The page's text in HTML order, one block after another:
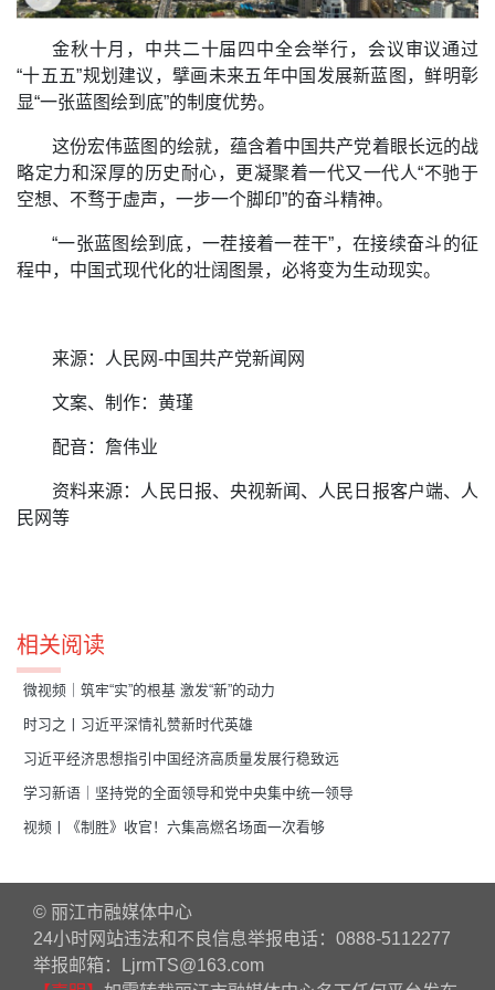
金秋十月，中共二十届四中全会举行，会议审议通过
“十五五”规划建议，擘画未来五年中国发展新蓝图，鲜明彰
显“一张蓝图绘到底”的制度优势。
这份宏伟蓝图的绘就，蕴含着中国共产党着眼长远的战
略定力和深厚的历史耐心，更凝聚着一代又一代人“不驰于
空想、不骛于虚声，一步一个脚印”的奋斗精神。
“一张蓝图绘到底，一茬接着一茬干”，在接续奋斗的征
程中，中国式现代化的壮阔图景，必将变为生动现实。
来源： 人民网-中国共产党新闻网
文案、制作：黄瑾
配音：詹伟业
资料来源：人民日报、央视新闻、人民日报客户端、人
民网等
相关阅读
微视频｜筑牢“实”的根基 激发“新”的动力
时习之丨习近平深情礼赞新时代英雄
习近平经济思想指引中国经济高质量发展行稳致远
学习新语｜坚持党的全面领导和党中央集中统一领导
视频丨《制胜》收官！六集高燃名场面一次看够
© 丽江市融媒体中心
24小时网站违法和不良信息举报电话：0888-5112277
举报邮箱：LjrmTS@163.com